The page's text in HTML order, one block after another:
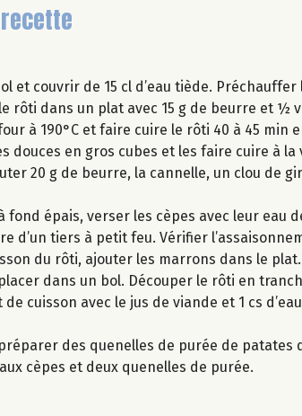
recette
et couvrir de 15 cl d’eau tiède.
le rôti dans un plat avec 15 g de beurre et
à 190°C et faire cuire le rôti 40 à 45
douces en gros cubes et les faire cuire à
20 g de beurre, la cannelle, un clou de
fond épais, verser les cèpes avec leur
d’un tiers à petit feu. Vérifier
du rôti, ajouter les marrons dans le
dans un bol. Découper le rôti en
cuisson avec le jus de viande et 1 cs
des quenelles de purée de patates
cèpes et deux quenelles de purée.